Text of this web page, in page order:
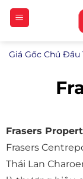
Bỏ
qua
dung
Giá Gốc Chủ Đầu
Frasers
Frasers
Thái Lan